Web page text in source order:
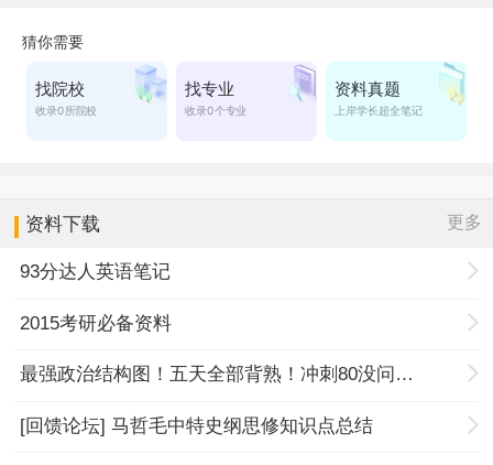
资料下载 更多
93分达人英语笔记
2015考研必备资料
最强政治结构图！五天全部背熟！冲刺80没问题！
[回馈论坛] 马哲毛中特史纲思修知识点总结